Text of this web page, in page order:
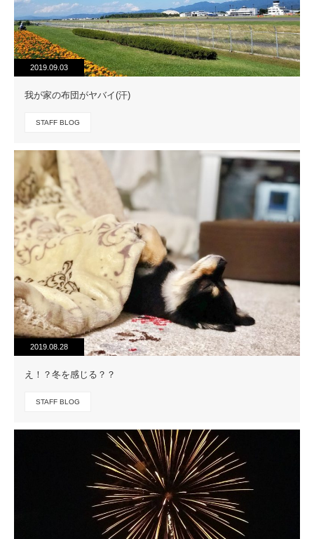
2019.09.03
我が家の布団がヤバイ(汗)
STAFF BLOG
2019.08.28
え！？冬を感じる？？
STAFF BLOG